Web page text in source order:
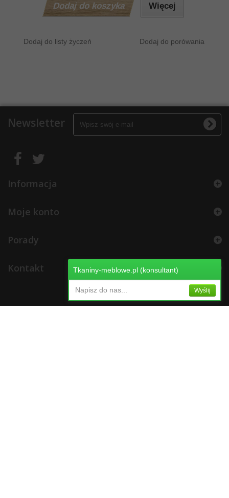
Dodaj do koszyka Więcej
Dodaj do listy życzeń Dodaj do porówania
Newsletter
Informacja
Moje konto
Porady
Kontakt Tkaniny-meblowe.pl (konsultant)
Napisz do nas... Wyślij